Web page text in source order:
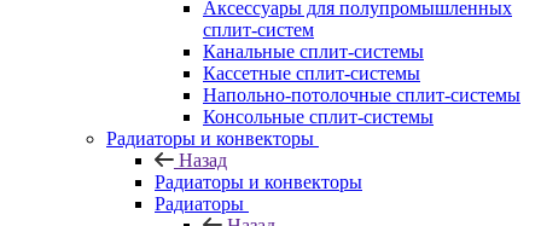
Аксессуары для полупромышленных
сплит-систем
Канальные сплит-системы
Кассетные сплит-системы
Напольно-потолочные сплит-системы
Консольные сплит-системы
Радиаторы и конвекторы
Назад
Радиаторы и конвекторы
Радиаторы